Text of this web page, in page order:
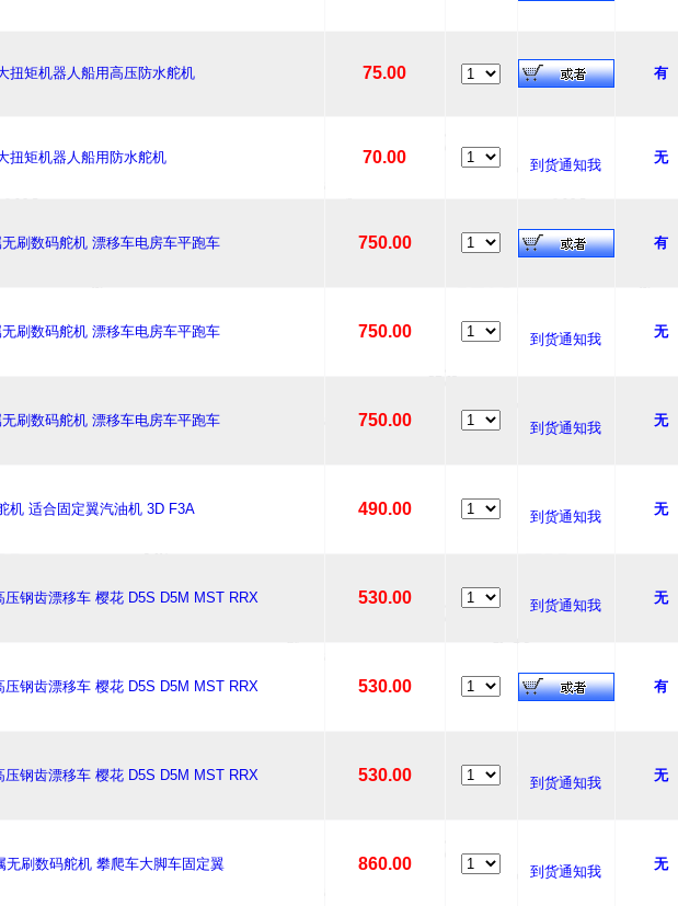
扭矩机器人船用高压防水舵机 75.00 有
扭矩机器人船用防水舵机 70.00 到货通知我 无
刷数码舵机 漂移车电房车平跑车 750.00 有
刷数码舵机 漂移车电房车平跑车 750.00 到货通知我 无
刷数码舵机 漂移车电房车平跑车 750.00 到货通知我 无
机 适合固定翼汽油机 3D F3A 490.00 到货通知我 无
钢齿漂移车 樱花 D5S D5M MST RRX 530.00 到货通知我 无
钢齿漂移车 樱花 D5S D5M MST RRX 530.00 有
钢齿漂移车 樱花 D5S D5M MST RRX 530.00 到货通知我 无
刷数码舵机 攀爬车大脚车固定翼 860.00 到货通知我 无